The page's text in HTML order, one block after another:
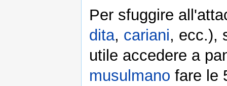
Per sfuggire
dita, cariani, ecc.),
utile accedere a
musulmano fare le